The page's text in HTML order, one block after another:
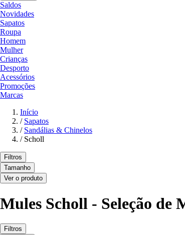
Saldos
Novidades
Sapatos
Roupa
Homem
Mulher
Crianças
Desporto
Acessórios
Promoções
Marcas
Início
/ Sapatos
/ Sandálias & Chinelos
/ Scholl
Filtros
Tamanho
Ver o produto
Mules Scholl - Seleção de
Filtros